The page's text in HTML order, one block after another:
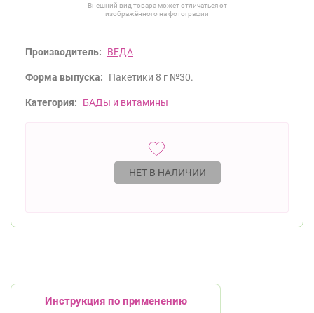
Внешний вид товара может отличаться от
изображённого на фотографии
Производитель: ВЕДА
Форма выпуска: Пакетики 8 г №30.
Категория: БАДы и витамины
НЕТ В НАЛИЧИИ
Инструкция по применению